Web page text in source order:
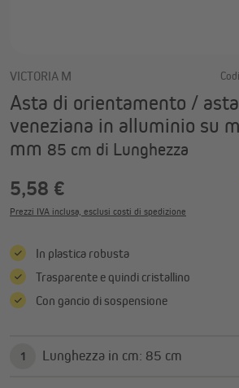
VICTORIA M
Asta di orientamento /
veneziana in alluminio su
mm 85 cm di Lunghezza
5,58 €
Prezzi IVA inclusa, esclusi costi di spedizione
In plastica robusta
Trasparente e quindi cristallino
Con gancio di sospensione
1 Lunghezza in cm: 85 cm